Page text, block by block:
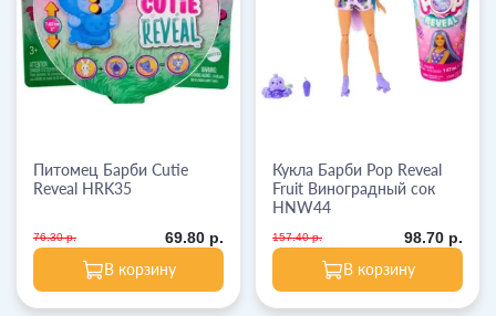
Питомец Барби Cutie
Reveal HRK35
76.30 р. 69.80 р.
В корзину
Кукла Барби Pop Reveal
Fruit Виноградный сок
HNW44
157.40 р. 98.70 р.
В корзину